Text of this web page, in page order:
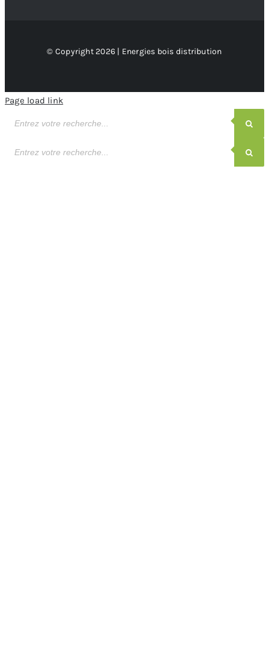
© Copyright 2026 | Energies bois distribution
Page load link
de
de